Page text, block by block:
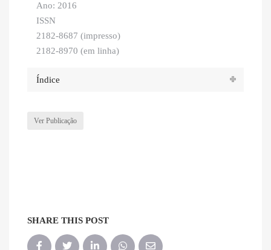
Ano: 2016
ISSN
2182-8687 (impresso)
2182-8970 (em linha)
Índice
Ver Publicação
SHARE THIS POST